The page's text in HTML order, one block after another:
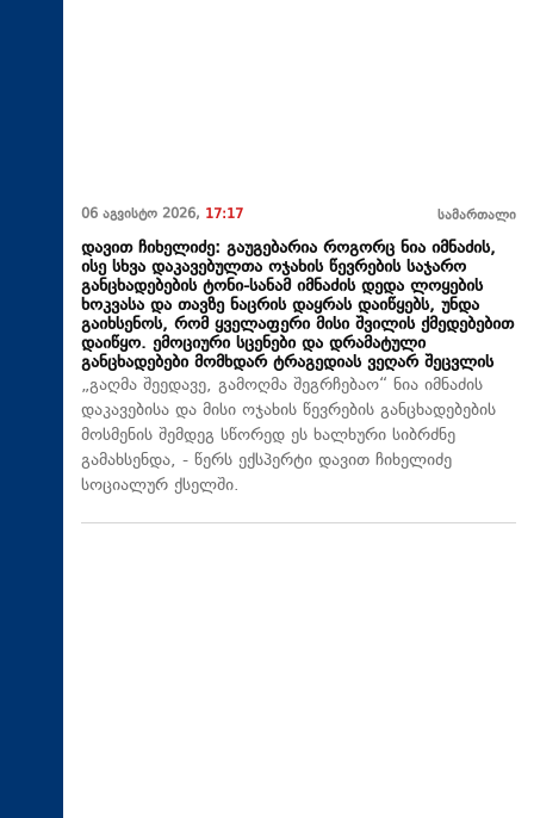
06 აგვისტო 2026, 17:17 სამართალი
დავით ჩიხელიძე: გაუგებარია როგორც ნია იმნაძის,
ისე სხვა დაკავებულთა ოჯახის წევრების საჯარო
განცხადებების ტონი-სანამ იმნაძის დედა ლოყების
ხოკვასა და თავზე ნაცრის დაყრას დაიწყებს, უნდა
გაიხსენოს, რომ ყველაფერი მისი შვილის ქმედებებით
დაიწყო. ემოციური სცენები და დრამატული
განცხადებები მომხდარ ტრაგედიას ვეღარ შეცვლის
„გაღმა შეედავე, გამოღმა შეგრჩებაო“ ნია იმნაძის
დაკავებისა და მისი ოჯახის წევრების განცხადებების
მოსმენის შემდეგ სწორედ ეს ხალხური სიბრძნე
გამახსენდა, - წერს ექსპერტი დავით ჩიხელიძე
სოციალურ ქსელში.